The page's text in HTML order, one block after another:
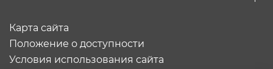
Карта сайта
Положение о доступности
Условия использования сайта